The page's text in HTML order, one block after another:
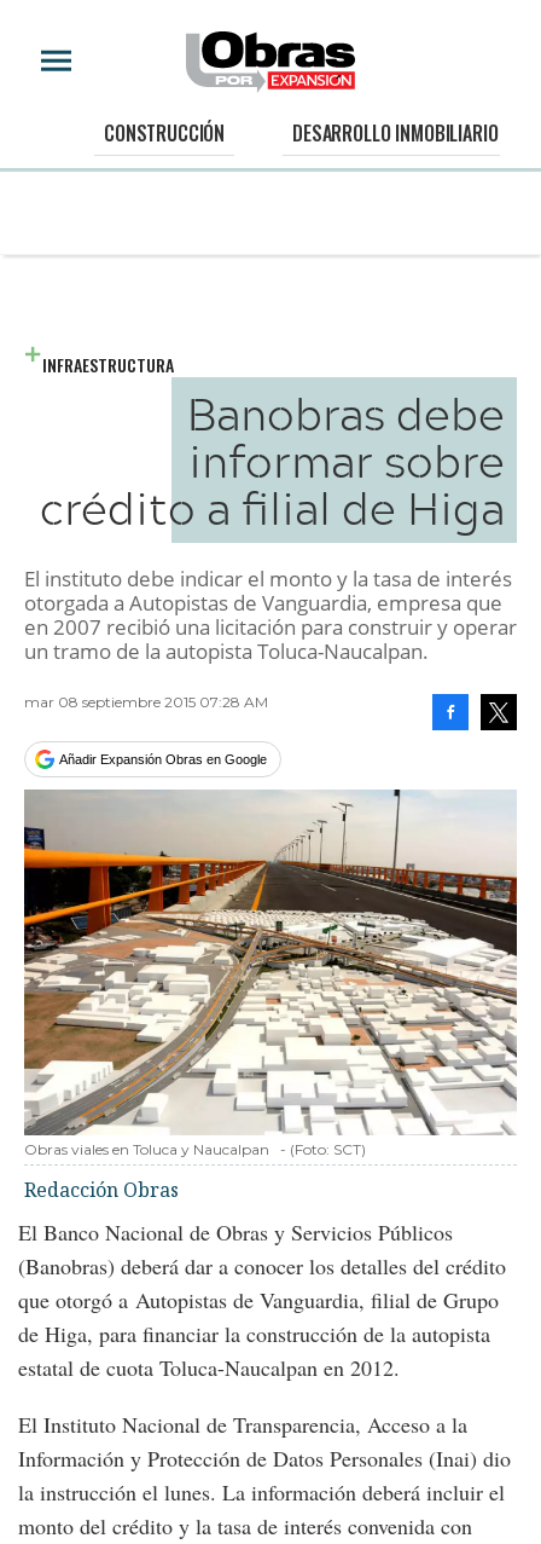
CONSTRUCCIÓN DESARROLLO INMOBILIARIO
INFRAESTRUCTURA
Banobras debe
informar sobre
crédito a filial de Higa
El instituto debe indicar el monto y la tasa de interés
otorgada a Autopistas de Vanguardia, empresa que
en 2007 recibió una licitación para construir y operar
un tramo de la autopista Toluca-Naucalpan.
mar 08 septiembre 2015 07:28 AM
Añadir Expansión Obras en Google
Obras viales en Toluca y Naucalpan - (Foto: SCT)
Redacción Obras
El Banco Nacional de Obras y Servicios Públicos
(Banobras) deberá dar a conocer los detalles del crédito
que otorgó a Autopistas de Vanguardia, filial de Grupo
de Higa, para financiar la construcción de la autopista
estatal de cuota Toluca-Naucalpan en 2012.
El Instituto Nacional de Transparencia, Acceso a la
Información y Protección de Datos Personales (Inai) dio
la instrucción el lunes. La información deberá incluir el
monto del crédito y la tasa de interés convenida con